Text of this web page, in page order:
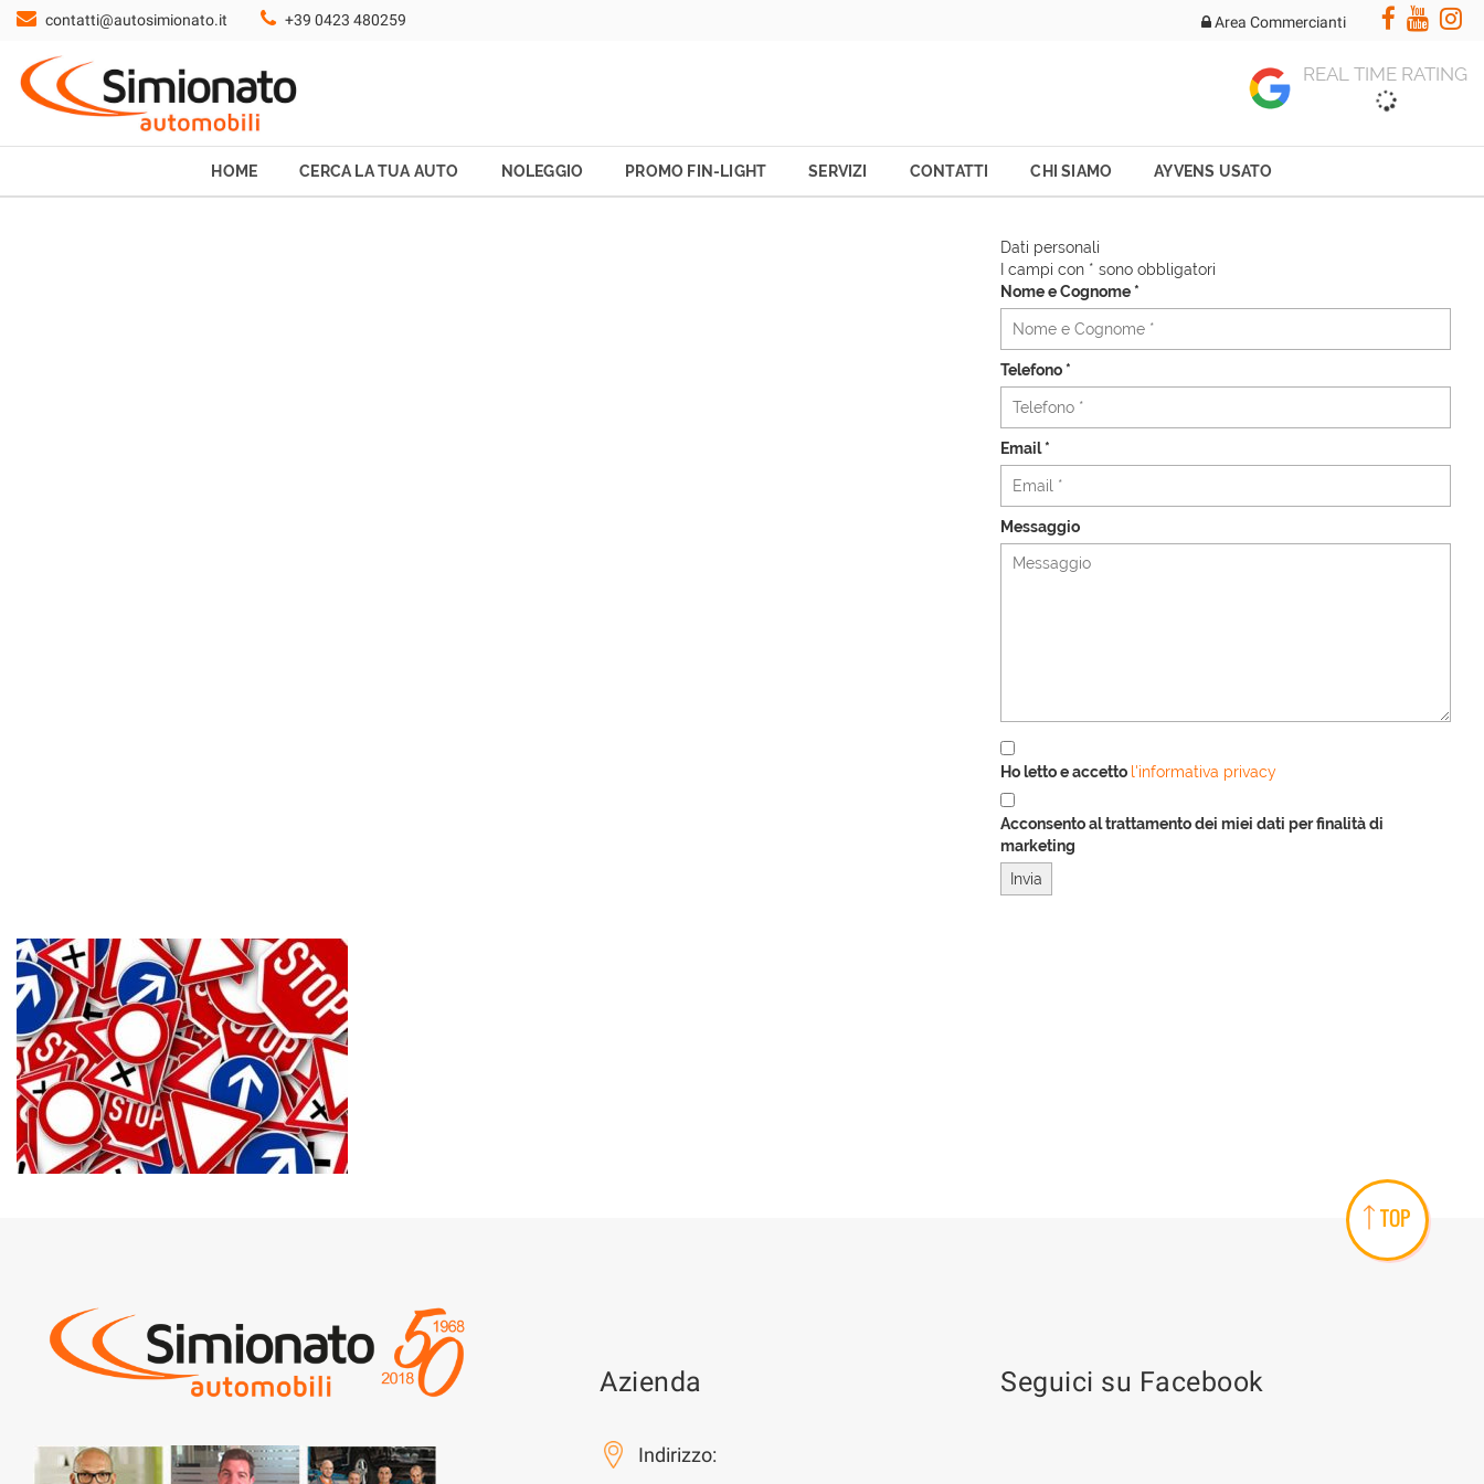
HOME
CERCA LA TUA AUTO
contatti@autosimionato.it +39 0423 480259 Area Commercianti
REAL TIME RATING
HOME CERCA LA TUA AUTO NOLEGGIO PROMO FIN-LIGHT SERVIZI CONTATTI CHI SIAMO AYVENS USATO
Dati personali
I campi con * sono obbligatori
Nome e Cognome *
Telefono *
Email *
Messaggio
Ho letto e accetto l'informativa privacy
Acconsento al trattamento dei miei dati per finalità di
marketing
TOP
Azienda
Indirizzo:
Seguici su Facebook